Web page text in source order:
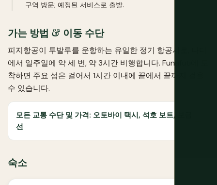
구역 방문; 예정된 서비스로 출발.
가는 방법 & 이동 수단
피지항공이 투발루를 운항하는 유일한 정기 항공사로, 나디
에서 일주일에 약 세 번, 약 3시간 비행합니다. Funafuti에 도
착하면 주요 섬은 걸어서 1시간 이내에 끝에서 끝까지 걸을
수 있습니다.
모든 교통 수단 및 가격: 오토바이 택시, 석호 보트, 보급
선
숙소